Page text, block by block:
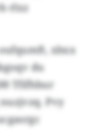
rlxz
xbxx
du
Tfifhbur
Pvy